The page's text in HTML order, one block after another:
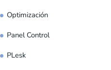
Optimización
Panel Control
PLesk